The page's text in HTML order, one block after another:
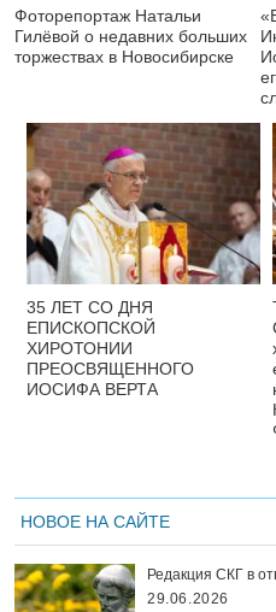
Фоторепортаж Натальи
Гилёвой о недавних больших
торжествах в Новосибирске
35 ЛЕТ СО ДНЯ
ЕПИСКОПСКОЙ
ХИРОТОНИИ
ПРЕОСВЯЩЕННОГО
ИОСИФА ВЕРТА
НОВОЕ НА САЙТЕ
Редакция СКГ в
29.06.2026